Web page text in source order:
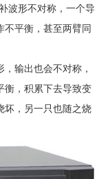
波形不对称，一个导
不平衡，甚至两臂同
输出也会不对称，
衡，积累下去导致变
坏，另一只也随之烧